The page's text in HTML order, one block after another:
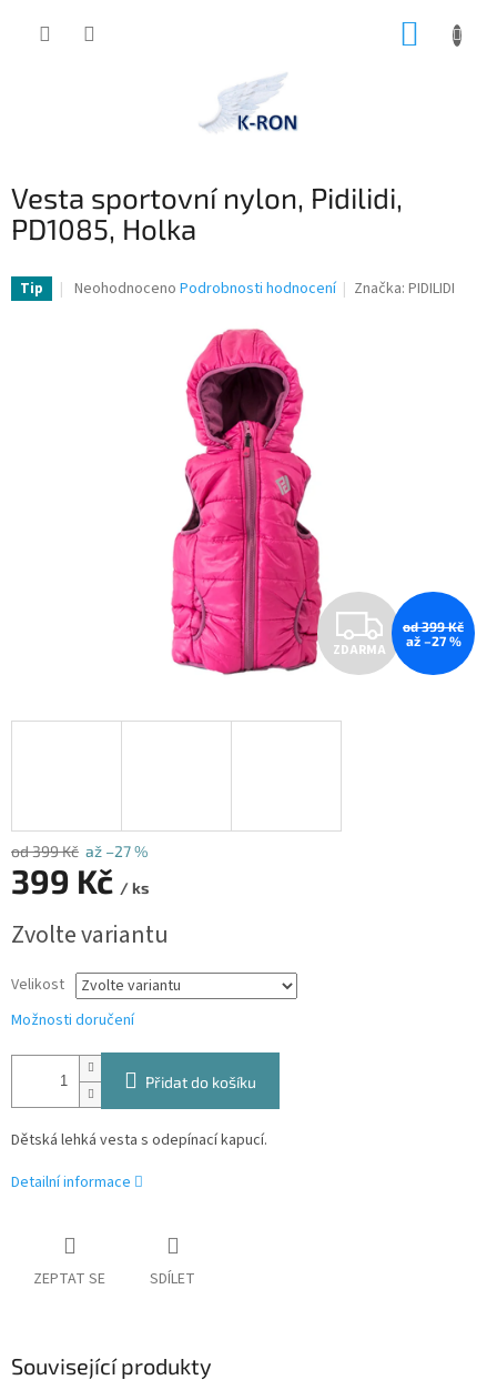
Vesta sportovní nylon, Pidilidi,
PD1085, Holka
Tip
Průměrné
Neohodnoceno Podrobnosti hodnocení Značka:PIDILIDI
Z
D
ZDARMA
od 399 Kč
až –27 %
od 399 Kč až –27 %
399 Kč / ks
cena:
Zvolte variantu
Velikost
Možnosti doručení
Přidat do košíku
Dětská lehká vesta s odepínací kapucí.
Detailní informace
ZEPTAT SE SDÍLET
Související produkty